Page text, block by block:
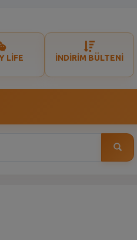
LİFE İNDİRİM BÜLTENİ